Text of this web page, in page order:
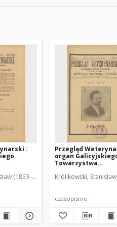
:
(1853-1924). Red.
Przegląd
organ
Towarzystwa
czasopismo
Królikowski,
czasopismo